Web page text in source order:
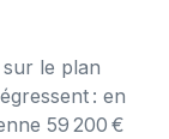
le plan
: en
59 200 €